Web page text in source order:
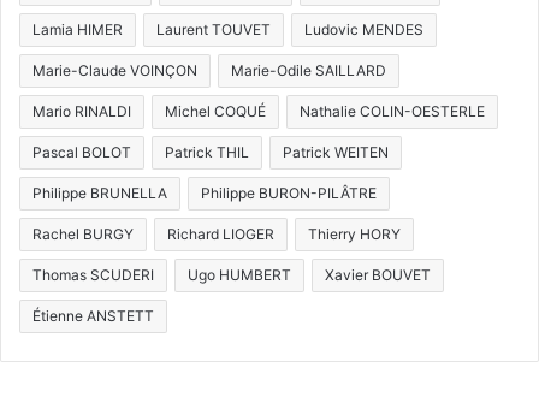
Lamia HIMER Laurent TOUVET Ludovic MENDES
Marie-Claude VOINÇON Marie-Odile SAILLARD
Mario RINALDI Michel COQUÉ Nathalie COLIN-OESTERLE
Pascal BOLOT Patrick THIL Patrick WEITEN
Philippe BRUNELLA Philippe BURON-PILÂTRE
Rachel BURGY Richard LIOGER Thierry HORY
Thomas SCUDERI Ugo HUMBERT Xavier BOUVET
Étienne ANSTETT